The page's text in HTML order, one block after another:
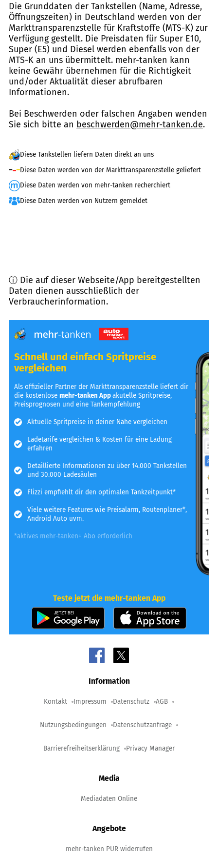
Die Grunddaten der Tankstellen (Name, Adresse,
Öffnungszeiten) in Deutschland werden von der
Markttransparenzstelle für Kraftstoffe (MTS-K) zur
Verfügung gestellt. Die Preisdaten für Super E10,
Super (E5) und Diesel werden ebenfalls von der
MTS-K an uns übermittelt. mehr-tanken kann
keine Gewähr übernehmen für die Richtigkeit
und/oder Aktualität dieser abrufbaren
Informationen.
Bei Beschwerden oder falschen Angaben wenden
Sie sich bitte an beschwerden@mehr-tanken.de.
Diese Tankstellen liefern Daten direkt an uns
Diese Daten werden von der Markttransparenzstelle geliefert
Diese Daten werden von mehr-tanken recherchiert
Diese Daten werden von Nutzern gemeldet
ⓘ Die auf dieser Webseite/App bereitgestellten
Daten dienen ausschließlich der
Verbraucherinformation.
Schnell und einfach Spritpreise
vergleichen
Als offizieller Partner der Markttransparenzstelle liefert dir
die kostenlosemehr-tanken Appakutelle Spritpreise,
Preisprognosen und eine Tankempfehlung
Aktuelle Spritpreise in deiner Nähe vergleichen
Ladetarife vergleichen & Kosten für eine Ladung
erfahren
Detaillierte Informationen zu über 14.000 Tankstellen
und 30.000 Ladesäulen
Flizzi empfiehlt dir den optimalen Tankzeitpunkt*
Viele weitere Features wie Preisalarm, Routenplaner*,
Android Auto uvm.
*aktives mehr-tanken+ Abo erforderlich
Teste jetzt die mehr-tanken App
Information
Kontakt Impressum Datenschutz AGB
Nutzungsbedingungen Datenschutzanfrage
Barrierefreiheitserklärung Privacy Manager
Media
Mediadaten Online
Angebote
mehr-tanken PUR widerrufen